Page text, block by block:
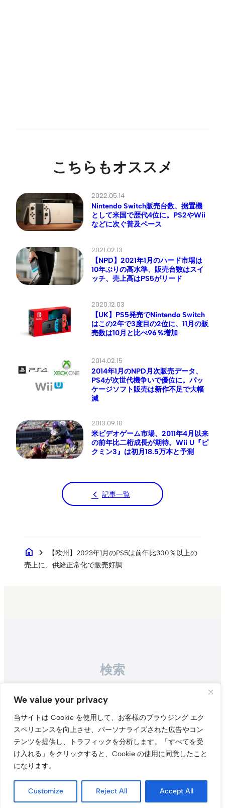
We value your privacy
当サイトは Cookie を使用して、お客様のブラウジング エク
スペリエンスを向上させ、パーソナライズされた広告やコン
テンツを提供し、トラフィックを分析します。
「すべてを受
け入れる」をクリックすると、Cookie の使用に同意したこと
になります。
Customize Reject All Accept All
こちらもオススメ
2022.05.14
Nintendo Switch販売台数、据置機
として米国で歴代4位に。PS2やWii
などに次ぐ普及ペース
2021.02.13
【NPD】2021年1月のハード市場は
10年ぶりの高水準、販売台数はスイ
ッチ、売上高はPS5がリード
2020.12.03
【UK】PS5発売でNintendo Switch
はこの2年で3度目の2位に、11月の販
売数は10月と比べ96％増加
2014.02.15
2014年1月のNPD月次販売データ、
PS4が次世代機争いで優位に。パッ
ケージソフト販売は新作不足で大幅
減
2013.09.10
米ビデオゲーム市場、2011年4月以来
の前年比二桁成長が期待。Wii U『ピ
クミン3』は初月18.5万本と予測
記事一覧
home chevron_right
【欧州】2023年1月のPS5は前年比300％以上の
売上に、供給正常化で販売好調
検索
Search